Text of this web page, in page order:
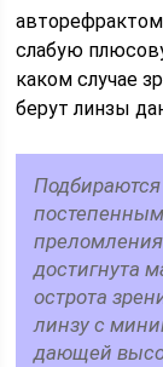
слабую
каком случае
берут линзы
преломления
достигнута
острота
линзу с
дающей